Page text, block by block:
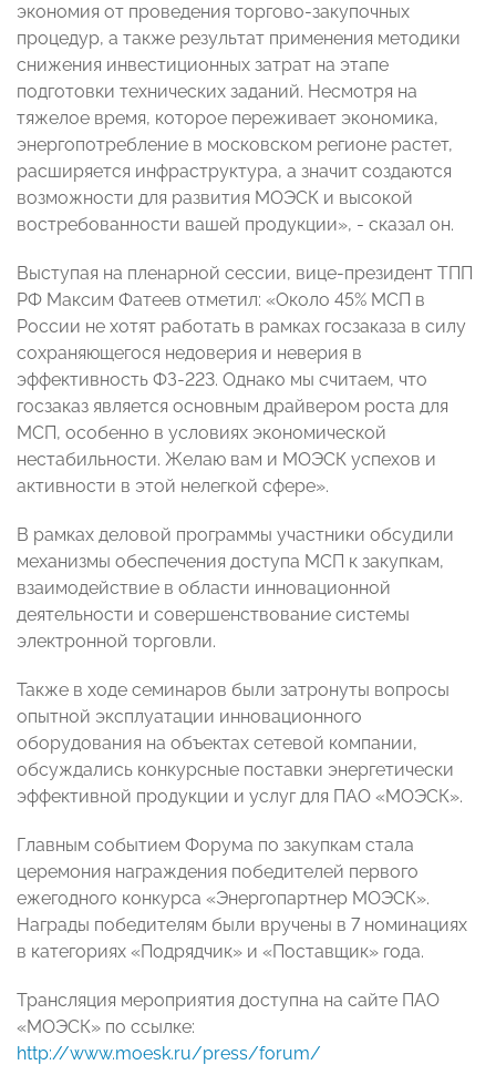
экономия от проведения торгово-закупочных
процедур, а также результат применения методики
снижения инвестиционных затрат на этапе
подготовки технических заданий. Несмотря на
тяжелое время, которое переживает экономика,
энергопотребление в московском регионе растет,
расширяется инфраструктура, а значит создаются
возможности для развития МОЭСК и высокой
востребованности вашей продукции», - сказал он.
Выступая на пленарной сессии, вице-президент ТПП
РФ Максим Фатеев отметил: «Около 45% МСП в
России не хотят работать в рамках госзаказа в силу
сохраняющегося недоверия и неверия в
эффективность ФЗ-223. Однако мы считаем, что
госзаказ является основным драйвером роста для
МСП, особенно в условиях экономической
нестабильности. Желаю вам и МОЭСК успехов и
активности в этой нелегкой сфере».
В рамках деловой программы участники обсудили
механизмы обеспечения доступа МСП к закупкам,
взаимодействие в области инновационной
деятельности и совершенствование системы
электронной торговли.
Также в ходе семинаров были затронуты вопросы
опытной эксплуатации инновационного
оборудования на объектах сетевой компании,
обсуждались конкурсные поставки энергетически
эффективной продукции и услуг для ПАО «МОЭСК».
Главным событием Форума по закупкам стала
церемония награждения победителей первого
ежегодного конкурса «Энергопартнер МОЭСК».
Награды победителям были вручены в 7 номинациях
в категориях «Подрядчик» и «Поставщик» года.
Трансляция мероприятия доступна на сайте ПАО
«МОЭСК» по ссылке:
http://www.moesk.ru/press/forum/